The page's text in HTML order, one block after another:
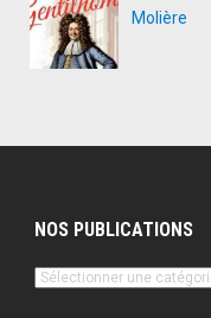
Molière
NOS PUBLICATIONS
Nos